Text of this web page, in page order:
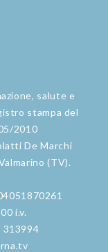
salute e
stampa del
2010
De Marchi
(TV).
i.v.
313994